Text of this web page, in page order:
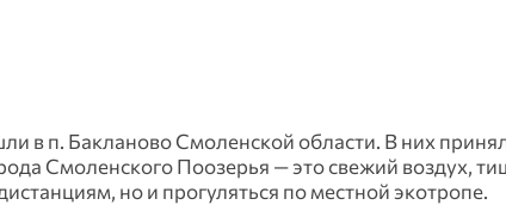
в п. Бакланово Смоленской области. В них
Смоленского Поозерья — это свежий воздух,
но и прогуляться по местной экотропе.